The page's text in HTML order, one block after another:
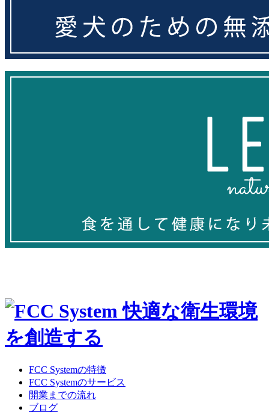
FCC Systemの特徴
FCC Systemのサービス
開業までの流れ
ブログ